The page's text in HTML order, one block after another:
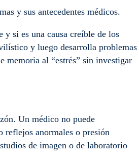
y sus antecedentes médicos.
y si es una causa creíble de los
y luego desarrolla problemas
memoria al “estrés” sin investigar
Un médico no puede
reflejos anormales o presión
de imagen o de laboratorio